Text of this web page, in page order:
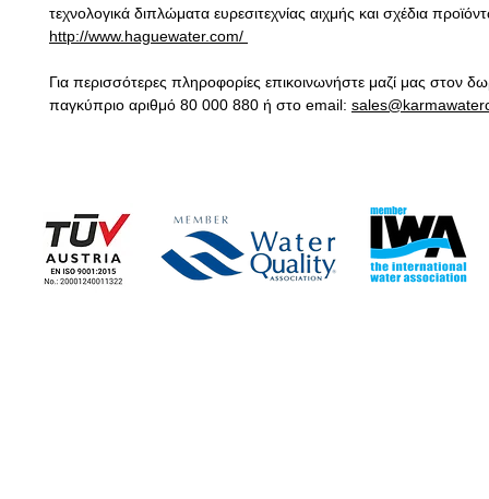
τεχνολογικά διπλώματα ευρεσιτεχνίας αιχμής και σχέδια
http://www.haguewater.com/
Για περισσότερες πληροφορίες επικοινωνήστε μαζί μας στον
παγκύπριο αριθμό 80 000 880 ή στο email: sales@